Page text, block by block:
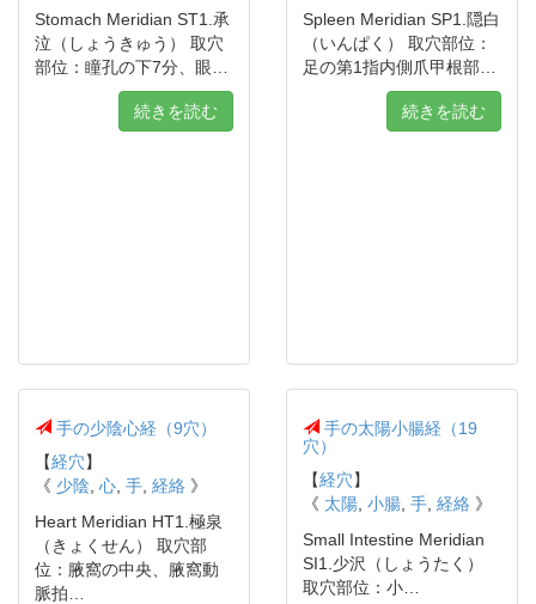
Stomach Meridian ST1.承
泣（しょうきゅう） 取穴
部位：瞳孔の下7分、眼…
続きを読む
Spleen Meridian SP1.隠白
（いんぱく） 取穴部位：
足の第1指内側爪甲根部…
続きを読む
手の少陰心経（9穴）
【経穴】
《 少陰 心 手 経絡 》
Heart Meridian HT1.極泉
（きょくせん） 取穴部
位：腋窩の中央、腋窩動
脈拍…
手の太陽小腸経（19
穴）
【経穴】
《 太陽 小腸 手 経絡 》
Small Intestine Meridian
SI1.少沢（しょうたく）
取穴部位：小…